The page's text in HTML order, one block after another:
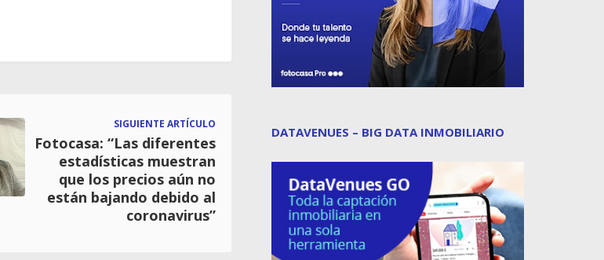
SIGUIENTE ARTÍCULO
Fotocasa: “Las diferentes
estadísticas muestran
que los precios aún no
están bajando debido al
coronavirus”
DATAVENUES – BIG DATA INMOBILIARIO